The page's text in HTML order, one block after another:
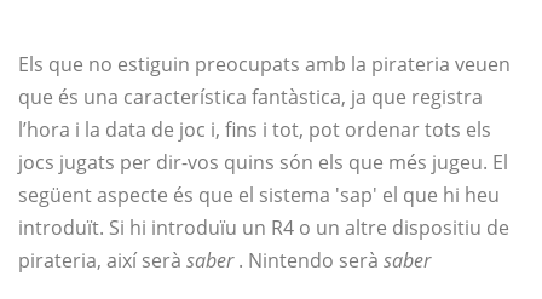
Els que no estiguin preocupats amb la pirateria veuen
que és una característica fantàstica, ja que registra
l’hora i la data de joc i, fins i tot, pot ordenar tots els
jocs jugats per dir-vos quins són els que més jugeu. El
següent aspecte és que el sistema 'sap' el que hi heu
introduït. Si hi introduïu un R4 o un altre dispositiu de
pirateria, així serà saber. Nintendo serà saber